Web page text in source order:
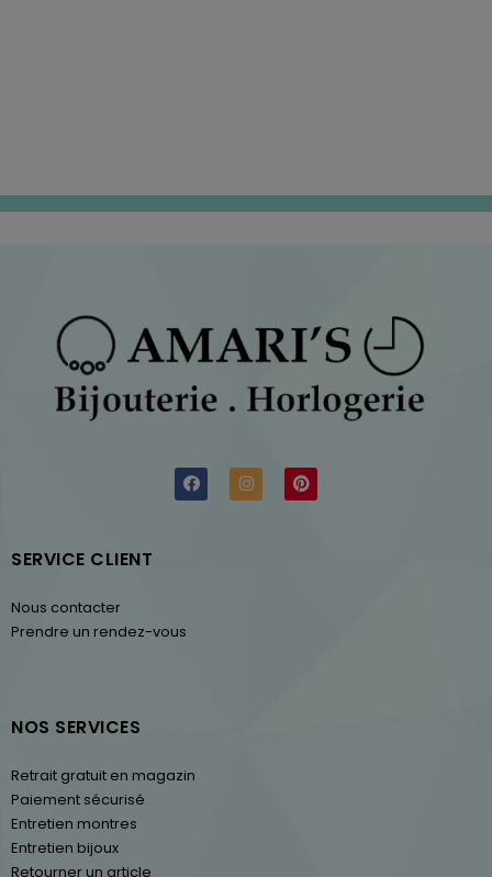
SERVICE CLIENT
Nous contacter
Prendre un rendez-vous
NOS SERVICES
Retrait gratuit en magazin
Paiement sécurisé
Entretien montres
Entretien bijoux
Retourner un article